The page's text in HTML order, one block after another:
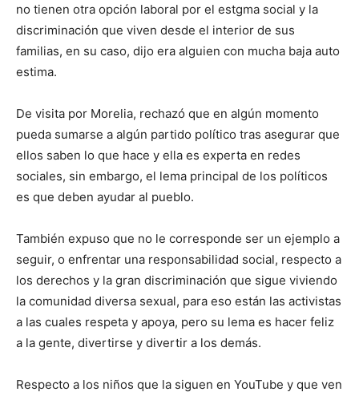
no tienen otra opción laboral por el estgma social y la
discriminación que viven desde el interior de sus
familias, en su caso, dijo era alguien con mucha baja auto
estima.
De visita por Morelia, rechazó que en algún momento
pueda sumarse a algún partido político tras asegurar que
ellos saben lo que hace y ella es experta en redes
sociales, sin embargo, el lema principal de los políticos
es que deben ayudar al pueblo.
También expuso que no le corresponde ser un ejemplo a
seguir, o enfrentar una responsabilidad social, respecto a
los derechos y la gran discriminación que sigue viviendo
la comunidad diversa sexual, para eso están las activistas
a las cuales respeta y apoya, pero su lema es hacer feliz
a la gente, divertirse y divertir a los demás.
Respecto a los niños que la siguen en YouTube y que ven